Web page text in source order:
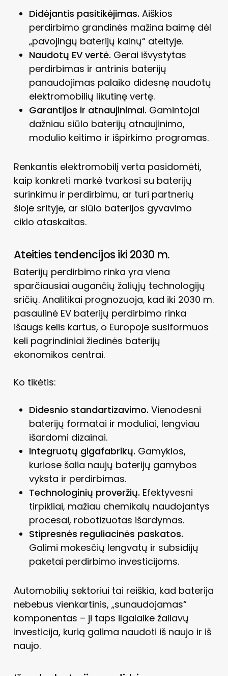
Didėjantis pasitikėjimas. Aiškios
perdirbimo grandinės mažina baimę dėl
„pavojingų baterijų kalnų“ ateityje.
Naudotų EV vertė. Gerai išvystytas
perdirbimas ir antrinis baterijų
panaudojimas palaiko didesnę naudotų
elektromobilių likutinę vertę.
Garantijos ir atnaujinimai. Gamintojai
dažniau siūlo baterijų atnaujinimo,
modulio keitimo ir išpirkimo programas.
Renkantis elektromobilį verta pasidomėti,
kaip konkreti markė tvarkosi su baterijų
surinkimu ir perdirbimu, ar turi partnerių
šioje srityje, ar siūlo baterijos gyvavimo
ciklo ataskaitas.
Ateities tendencijos iki 2030 m.
Baterijų perdirbimo rinka yra viena
sparčiausiai augančių žaliųjų technologijų
sričių. Analitikai prognozuoja, kad iki 2030 m.
pasaulinė EV baterijų perdirbimo rinka
išaugs kelis kartus, o Europoje susiformuos
keli pagrindiniai žiedinės baterijų
ekonomikos centrai.
Ko tikėtis:
Didesnio standartizavimo. Vienodesni
baterijų formatai ir moduliai, lengviau
išardomi dizainai.
Integruotų gigafabrikų. Gamyklos,
kuriose šalia naujų baterijų gamybos
vyksta ir perdirbimas.
Technologinių proveržių. Efektyvesni
tirpikliai, mažiau chemikalų naudojantys
procesai, robotizuotas išardymas.
Stipresnės reguliacinės paskatos.
Galimi mokesčių lengvatų ir subsidijų
paketai perdirbimo investicijoms.
Automobilių sektoriui tai reiškia, kad baterija
nebebus vienkartinis, „sunaudojamas“
komponentas – ji taps ilgalaike žaliavų
investicija, kurią galima naudoti iš naujo ir iš
naujo.